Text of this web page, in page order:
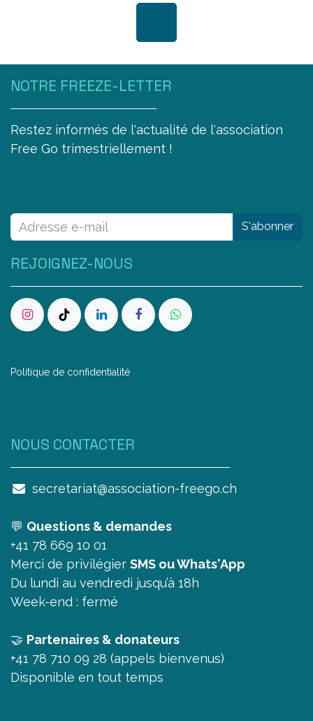
NOTRE FREEZE-LETTER
Restez informés de l'actualité de l'association
Free Go trimestriellement !
REJOIGNEZ-NOUS
Politique de confidentialité
NOUS CONTAC​TER
secretariat@association-freego.ch
💬 Questions & demandes
+41 78 669 10 01
Merci de privilégier SMS ou Whats'App
Du lundi au vendredi jusqu’à 18h
Week-end : fermé
🤝 Partenaires & donateurs
+41 78 710 09 28 (appels bienvenus)
Disponible en tout temps
S'abonner